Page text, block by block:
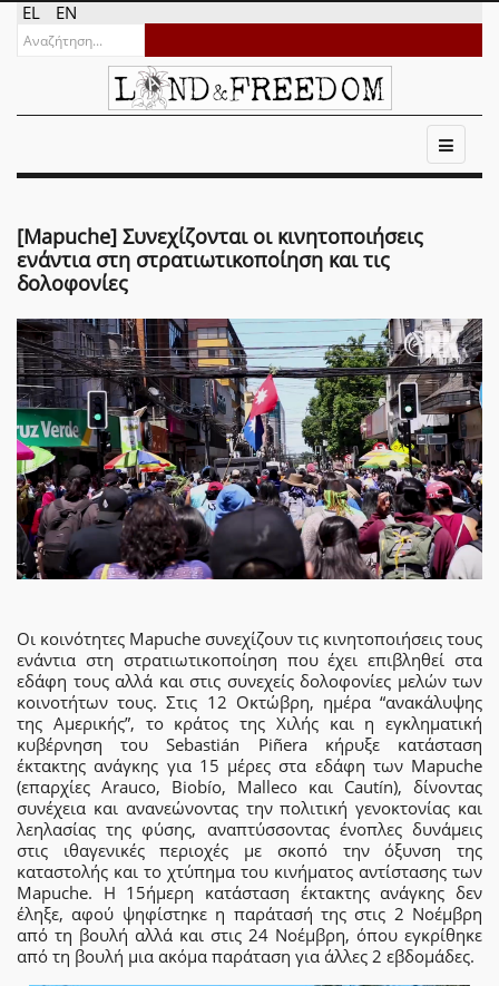
EL EN
[Mapuche] Συνεχίζονται οι κινητοποιήσεις
ενάντια στη στρατιωτικοποίηση και τις
δολοφονίες
Οι κοινότητες Mapuche συνεχίζουν τις κινητοποιήσεις τους
ενάντια στη στρατιωτικοποίηση που έχει επιβληθεί στα
εδάφη τους αλλά και στις συνεχείς δολοφονίες μελών των
κοινοτήτων τους. Στις 12 Οκτώβρη, ημέρα “ανακάλυψης
της Αμερικής”, το κράτος της Χιλής και η εγκληματική
κυβέρνηση του Sebastián Piñera κήρυξε κατάσταση
έκτακτης ανάγκης για 15 μέρες στα εδάφη των Mapuche
(επαρχίες Arauco, Biobío, Malleco και Cautín), δίνοντας
συνέχεια και ανανεώνοντας την πολιτική γενοκτονίας και
λεηλασίας της φύσης, αναπτύσσοντας ένοπλες δυνάμεις
στις ιθαγενικές περιοχές με σκοπό την όξυνση της
καταστολής και το χτύπημα του κινήματος αντίστασης των
Mapuche. Η 15ήμερη κατάσταση έκτακτης ανάγκης δεν
έληξε, αφού ψηφίστηκε η παράτασή της στις 2 Νοέμβρη
από τη βουλή αλλά και στις 24 Νοέμβρη, όπου εγκρίθηκε
από τη βουλή μια ακόμα παράταση για άλλες 2 εβδομάδες.